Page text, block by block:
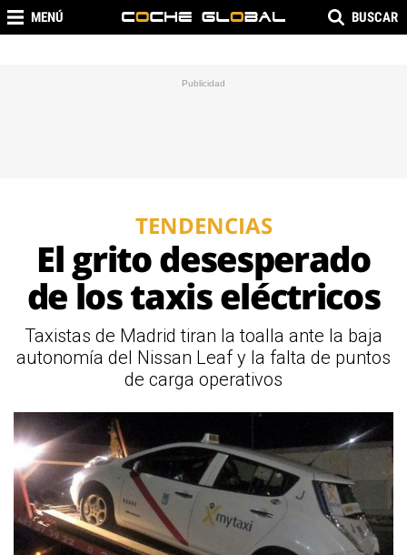
MENÚ BUSCAR
TENDENCIAS
El grito desesperado
de los taxis eléctricos
Taxistas de Madrid tiran la toalla ante la baja
autonomía del Nissan Leaf y la falta de puntos
de carga operativos